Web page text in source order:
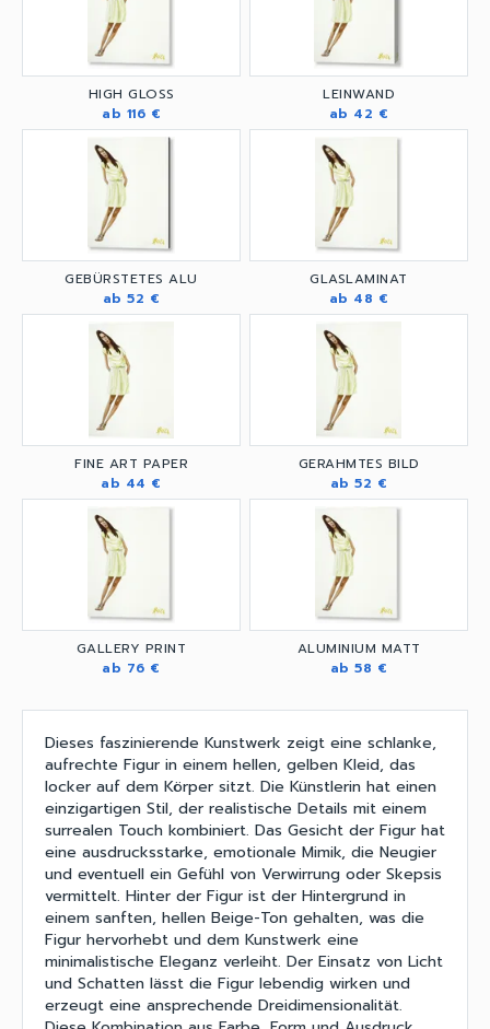
HIGH GLOSS
ab 116 €
LEINWAND
ab 42 €
GEBÜRSTETES ALU
ab 52 €
GLASLAMINAT
ab 48 €
FINE ART PAPER
ab 44 €
GERAHMTES BILD
ab 52 €
GALLERY PRINT
ab 76 €
ALUMINIUM MATT
ab 58 €
Dieses faszinierende Kunstwerk zeigt eine schlanke,
aufrechte Figur in einem hellen, gelben Kleid, das
locker auf dem Körper sitzt. Die Künstlerin hat einen
einzigartigen Stil, der realistische Details mit einem
surrealen Touch kombiniert. Das Gesicht der Figur hat
eine ausdrucksstarke, emotionale Mimik, die Neugier
und eventuell ein Gefühl von Verwirrung oder Skepsis
vermittelt. Hinter der Figur ist der Hintergrund in
einem sanften, hellen Beige-Ton gehalten, was die
Figur hervorhebt und dem Kunstwerk eine
minimalistische Eleganz verleiht. Der Einsatz von Licht
und Schatten lässt die Figur lebendig wirken und
erzeugt eine ansprechende Dreidimensionalität.